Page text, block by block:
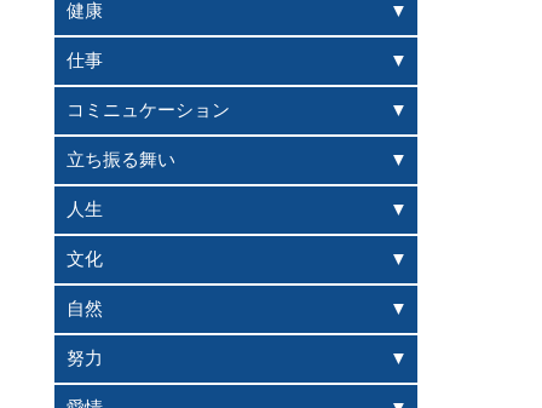
健康
仕事
コミニュケーション
立ち振る舞い
人生
文化
自然
努力